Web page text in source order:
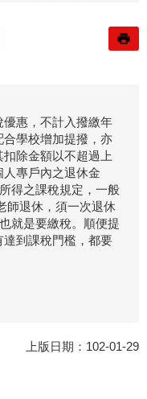
惠，不計入撥繳年
學校增加提撥，亦
除金額以不超過上
專戶內之退休金
得之課稅規定，一般
師退休，須一次退休
就是要繳稅。順便提
到課稅門檻，都要
上版日期：102-01-29